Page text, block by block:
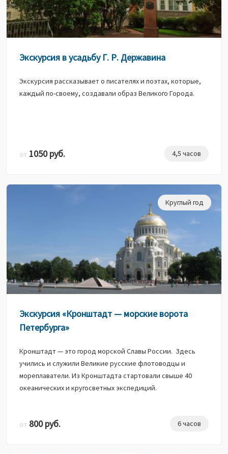
Экскурсия в усадьбу Г. Р. Державина
Экскурсия рассказывает о писателях и поэтах, которые,
каждый по-своему, создавали образ Великого Города.
от 1050 руб. 4,5 часов
Круглый год
Экскурсия «Кронштадт — морские ворота
Петербурга»
Кронштадт — это город морской Славы России. Здесь
учились и служили Великие русские флотоводцы и
мореплаватели. Из Кронштадта стартовали свыше 40
океанических и кругосветных экспедиций.
от 800 руб. 6 часов